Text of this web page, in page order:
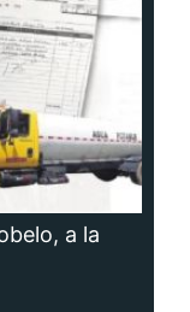
a la